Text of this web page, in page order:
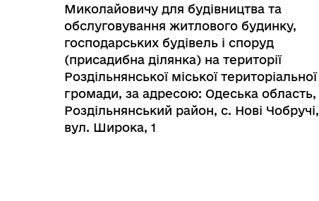
Миколайовичу для будівництва та
обслуговування житлового будинку,
господарських будівель і споруд
(присадибна ділянка) на території
Роздільнянської міської територіальної
громади, за адресою: Одеська область,
Роздільнянський район, с. Нові Чобручі,
вул. Широка, 1